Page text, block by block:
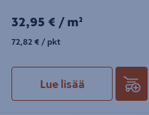
32,95€/m²
32,95 € / m²
72,82€/pkt
72,82 € / pkt
Lue lisää